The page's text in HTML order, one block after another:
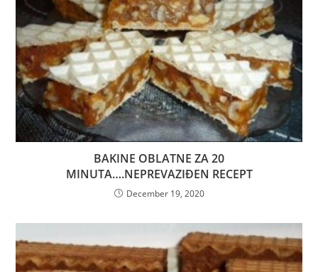
BAKINE OBLATNE ZA 20
MINUTA….NEPREVAZIĐEN RECEPT
December 19, 2020